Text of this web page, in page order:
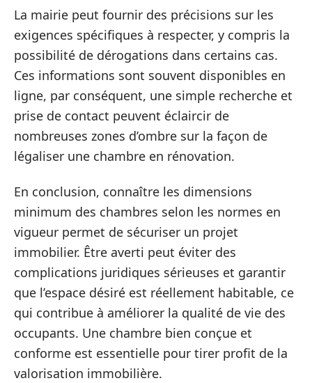
La mairie peut fournir des précisions sur les
exigences spécifiques à respecter, y compris la
possibilité de dérogations dans certains cas.
Ces informations sont souvent disponibles en
ligne, par conséquent, une simple recherche et
prise de contact peuvent éclaircir de
nombreuses zones d’ombre sur la façon de
légaliser une chambre en rénovation.
En conclusion, connaître les dimensions
minimum des chambres selon les normes en
vigueur permet de sécuriser un projet
immobilier. Être averti peut éviter des
complications juridiques sérieuses et garantir
que l’espace désiré est réellement habitable, ce
qui contribue à améliorer la qualité de vie des
occupants. Une chambre bien conçue et
conforme est essentielle pour tirer profit de la
valorisation immobilière.